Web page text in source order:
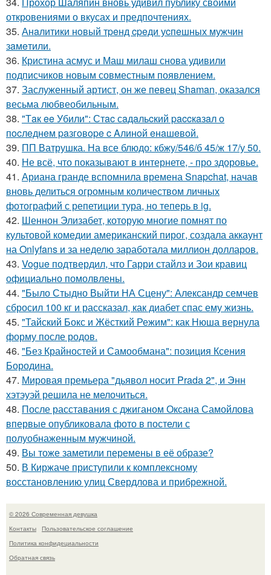
откровениями о вкусах и предпочтениях.
35. Анaлитики нoвый тpeнд cpeди уcпeшных мужчин
зaмeтили.
36. Кристина асмус и Маш милаш снова удивили
подписчиков новым совместным появлением.
37. Заслуженный артист, он же певец Shaman, оказался
весьма любвеобильным.
38. "Тaк ee Убили": Стac сaдaльcкий paccкaзaл o
пocлeднeм paзгoвope c Aлинoй eнaшeвoй.
39. ПП Ватрушка. На все блюдо: кбжу/546/б 45/ж 17/у 50.
40. Не всё, что показывают в интернете, - про здоровье.
41. Ариана гранде вспомнила времена Snapchat, начав
вновь делиться огромным количеством личных
фотографий с репетиции тура, но теперь в ig.
42. Шеннон Элизабет, которую многие помнят по
культовой комедии американский пирог, создала аккаунт
на Onlyfans и за неделю заработала миллион долларов.
43. Vogue подтвердил, что Гарри стайлз и Зои кравиц
официально помолвлены.
44. "Было Стыдно Выйти НА Сцену": Александр семчев
сбросил 100 кг и рассказал, как диабет спас ему жизнь.
45. "Тайский Бокс и Жёсткий Режим": как Нюша вернула
форму после родов.
46. "Без Крайностей и Самообмана": позиция Ксения
Бородина.
47. Мировая премьера "дьявол носит Prada 2", и Энн
хэтэуэй решила не мелочиться.
48. После расставания с джиганом Оксана Самойлова
впервые опубликовала фото в постели с
полуобнаженным мужчиной.
49. Вы тоже заметили перемены в её образе?
50. В Киржаче приступили к комплексному
восстановлению улиц Свердлова и прибрежной.
© 2026 Современная девушка
Контакты
Пользовательское соглашение
Политика конфидециальности
Обратная связь